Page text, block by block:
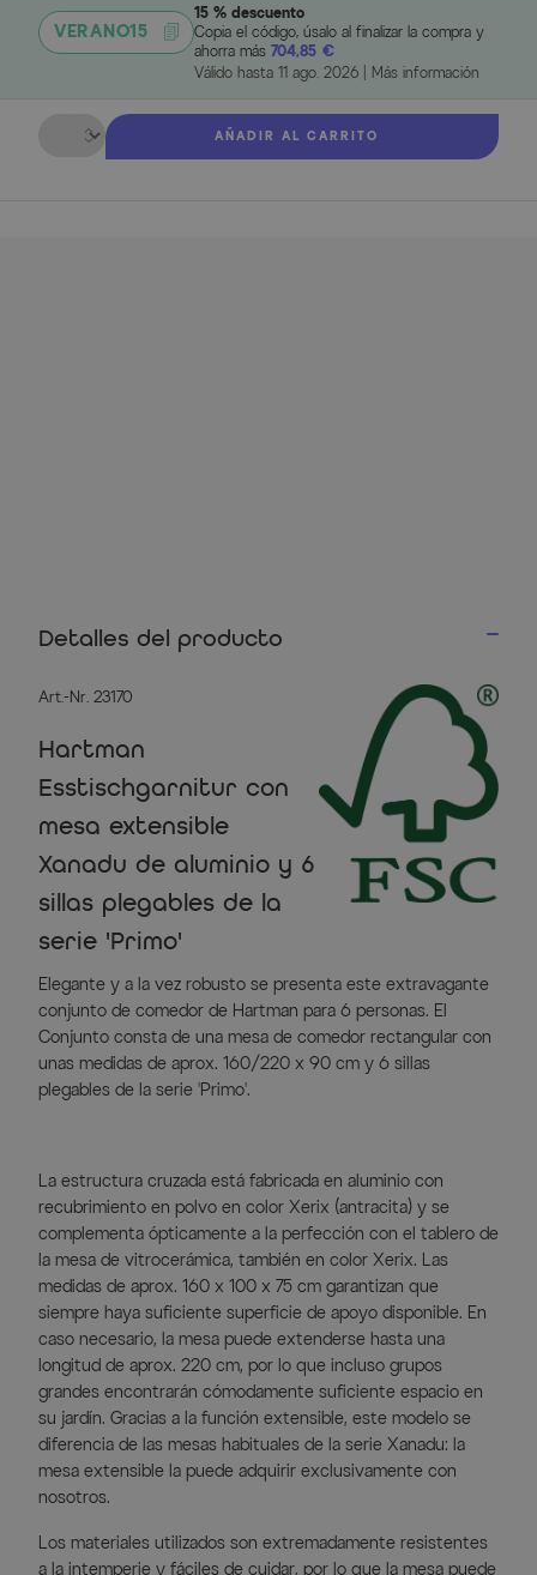
VERANO15
15 % descuento
Copia el código, úsalo al finalizar la compra y
ahorra más 704,85 €
Válido hasta 11 ago. 2026| Más información
Cantidad
AÑADIR AL CARRITO
Detalles del producto
Art.-Nr. 23170
Hartman
Esstischgarnitur con
mesa extensible
Xanadu de aluminio y 6
sillas plegables de la
serie 'Primo'
Elegante y a la vez robusto se presenta este extravagante
conjunto de comedor de Hartman para 6 personas. El
Conjunto consta de una mesa de comedor rectangular con
unas medidas de aprox. 160/220 x 90 cm y 6 sillas
plegables de la serie 'Primo'.
La estructura cruzada está fabricada en aluminio con
recubrimiento en polvo en color Xerix (antracita) y se
complementa ópticamente a la perfección con el tablero de
la mesa de vitrocerámica, también en color Xerix. Las
medidas de aprox. 160 x 100 x 75 cm garantizan que
siempre haya suficiente superficie de apoyo disponible. En
caso necesario, la mesa puede extenderse hasta una
longitud de aprox. 220 cm, por lo que incluso grupos
grandes encontrarán cómodamente suficiente espacio en
su jardín. Gracias a la función extensible, este modelo se
diferencia de las mesas habituales de la serie Xanadu: la
mesa extensible la puede adquirir exclusivamente con
nosotros.
Los materiales utilizados son extremadamente resistentes
a la intemperie y fáciles de cuidar, por lo que la mesa puede